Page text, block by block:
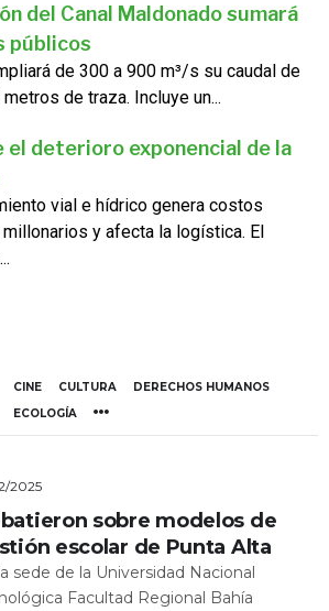
del Canal Maldonado sumará
públicos
de 300 a 900 m³/s su caudal de
de traza. Incluye un...
deterioro exponencial de la
vial e hídrico genera costos
y afecta la logística. El
CINE CULTURA
DERECHOS HUMANOS
ECOLOGÍA
2025
sobre modelos de
escolar de Punta Alta
sede de la Universidad Nacional
Facultad Regional Bahía